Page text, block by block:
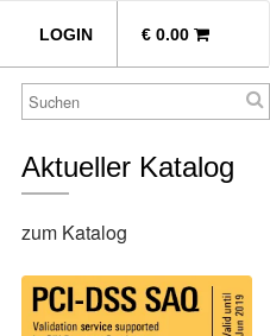
LOGIN € 0.00
Aktueller Katalog
zum Katalog